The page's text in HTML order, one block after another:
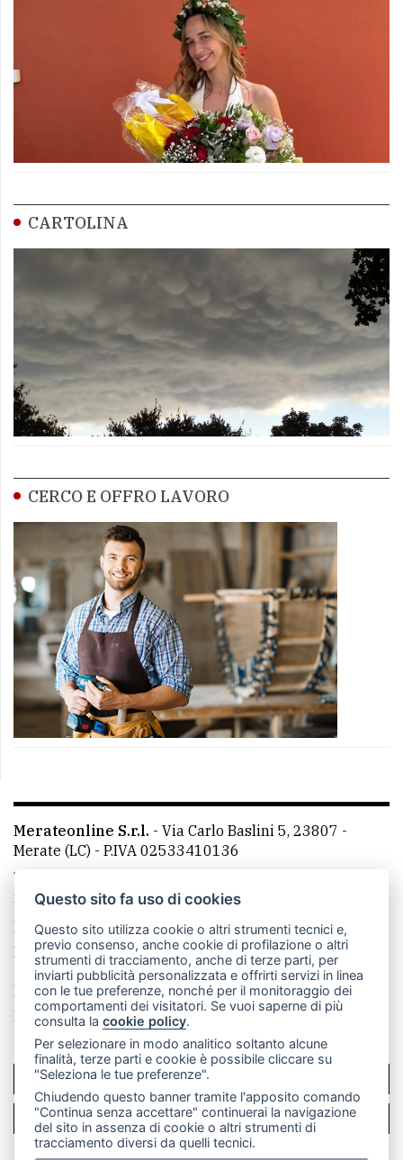
CARTOLINA
CERCO E OFFRO LAVORO
Merateonline S.r.l. - Via Carlo Baslini 5, 23807 -
Merate (LC) - P.IVA 02533410136
Telefono:
mail: redazione@merateonline.it
La redazione
CasateOnline LeccoOnline
RSS
Made by VIP
Privacy policy
Cookie policy
Rivedi le tue scelte sui cookie
SCRIVICI
PER LA TUA PUBBLICITÀ
Questo sito fa uso di cookies
Questo sito utilizza cookie o altri strumenti tecnici e,
previo consenso, anche cookie di profilazione o altri
strumenti di tracciamento, anche di terze parti, per
inviarti pubblicità personalizzata e offrirti servizi in linea
con le tue preferenze, nonché per il monitoraggio dei
comportamenti dei visitatori. Se vuoi saperne di più
consulta lacookie policy.
Per selezionare in modo analitico soltanto alcune
finalità, terze parti e cookie è possibile cliccare su
"Seleziona le tue preferenze".
Chiudendo questo banner tramite l'apposito comando
"Continua senza accettare" continuerai la navigazione
del sito in assenza di cookie o altri strumenti di
tracciamento diversi da quelli tecnici.